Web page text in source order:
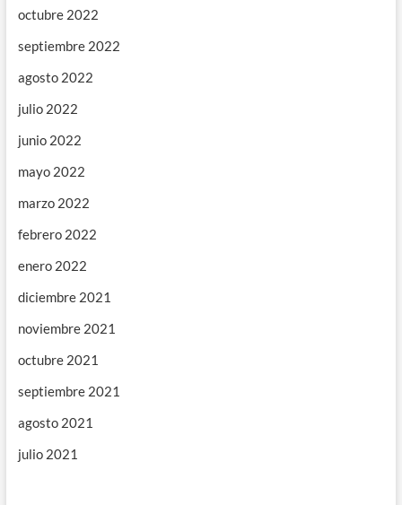
octubre 2022
septiembre 2022
agosto 2022
julio 2022
junio 2022
mayo 2022
marzo 2022
febrero 2022
enero 2022
diciembre 2021
noviembre 2021
octubre 2021
septiembre 2021
agosto 2021
julio 2021